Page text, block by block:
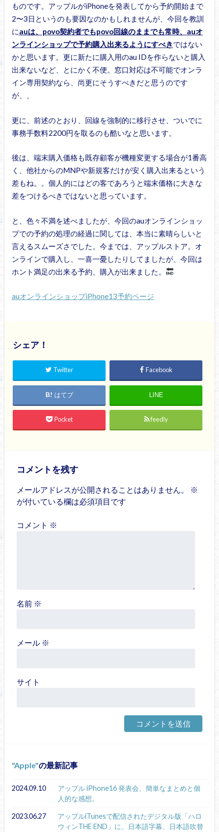
ものです。アップルがiPhoneを発表してから予約開始まで
2〜3日というのも要因なのかもしれませんが、今回を教訓
にauは、povo契約者でもpovo回線のままでも常時、auオ
ンラインショップで予約購入出来るようにすべきではない
かと思います。更に新たに購入用のau IDを作らないと購入
出来ないなど、とにかく不便。窓口対応は不可能でオンラ
イン専用契約なら、尚更にそうすべきだと思うのです
が、、
更に、前述のとおり、回線を強制的に移行させ、ついでに
事務手数料2200円を取るのも酷いなと思います。
後は、端末購入価格も既存顧客が機種変更する場合が1番高
く、他社からのMNPや新規客だけが安く購入出来るという
差もね。。個人的にはどの客であろうと端末価格に大きな
差をつけるべきではないと思っています。
と、色々不満を述べましたが、今回のauオンラインショッ
プでの予約の処理の経過に関しては、本当に素晴らしいと
言えるスムーズさでした。今までは、アップルストア。オ
ンラインで購入し、一喜一憂したりしてましたが、今回は
ホント満足の出来る予約、購入が出来ました。
auオンラインショップiPhone13予約ページ
シェア！
Twitter Facebook
はてブ LINE
Pocket feedly
コメントを残す
メールアドレスが公開されることはありません。
※
が付いている欄は必須項目です
コメント ※
名前 ※
メール ※
サイト
Apple の最新記事
2024.09.10
アップル iPhone16 発表会、簡単なまとめと個
人的な感想。
2023.06.27
アップルiTunesで配信されたデジタル版「ハロ
ウィンTHE END」に、日本語字幕、日本語吹替